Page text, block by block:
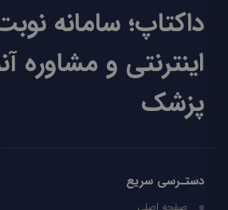
داکتاپ؛ سامانه
اینترنتی و مشاوره
پزشک
دستـرسی سریع